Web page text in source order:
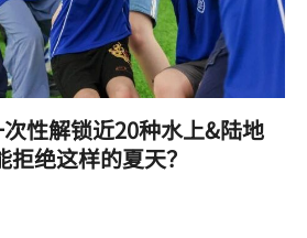
性解锁近20种水上&陆地
绝这样的夏天？